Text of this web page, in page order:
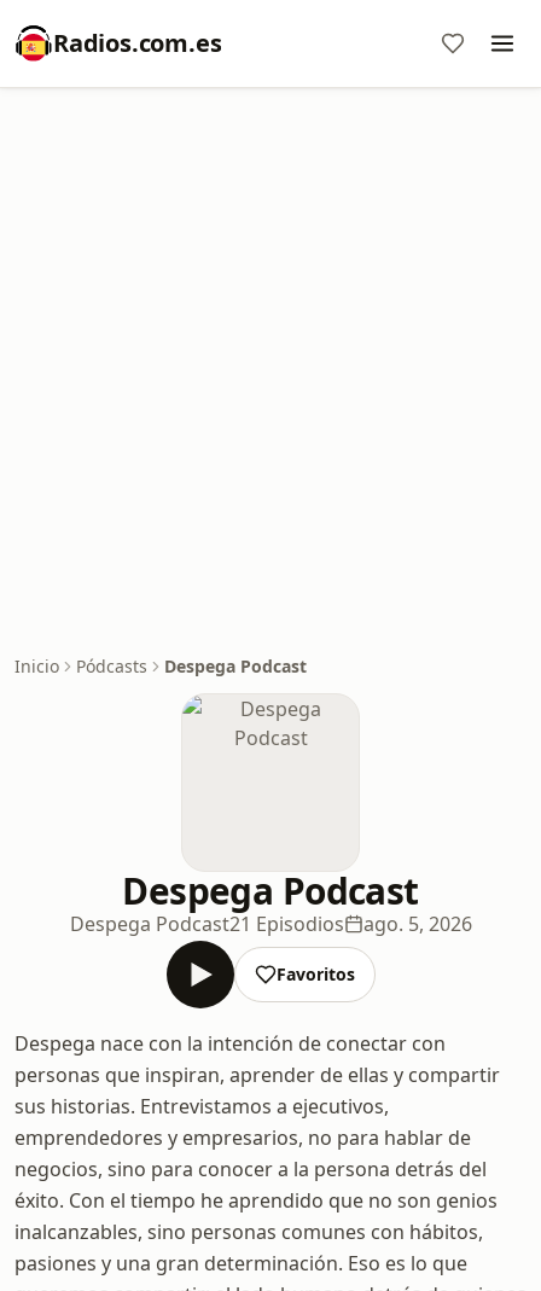
Radios.com.es
Inicio Pódcasts Despega Podcast
Despega Podcast
Despega Podcast21 Episodios ago. 5, 2026
Favoritos
Despega nace con la intención de conectar con
personas que inspiran, aprender de ellas y compartir
sus historias. Entrevistamos a ejecutivos,
emprendedores y empresarios, no para hablar de
negocios, sino para conocer a la persona detrás del
éxito. Con el tiempo he aprendido que no son genios
inalcanzables, sino personas comunes con hábitos,
pasiones y una gran determinación. Eso es lo que